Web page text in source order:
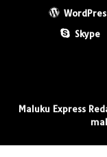
Skype
Maluku Express